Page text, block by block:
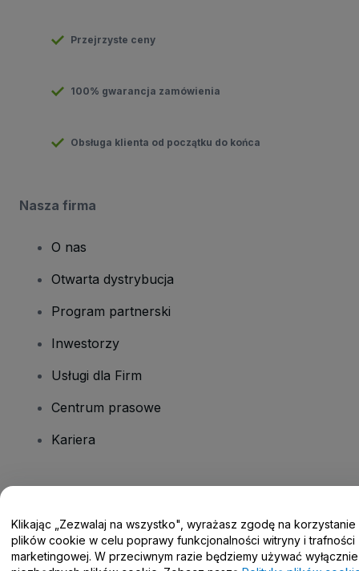
Przejrzyste ceny
100% gwarancja zamówienia
Obsługa klienta od początku do końca
Nasza firma
O nas
Otwarta dystrybucja
Program partnerski
Inwestorzy
Usługi dla Firm
Centrum prasowe
Kariera
Centrum pomocy / Skontaktuj się z nami
Klikając „Zezwalaj na wszystko", wyrażasz zgodę na korzystanie
plików cookie w celu poprawy funkcjonalności witryny i trafności
marketingowej. W przeciwnym razie będziemy używać wyłącznie